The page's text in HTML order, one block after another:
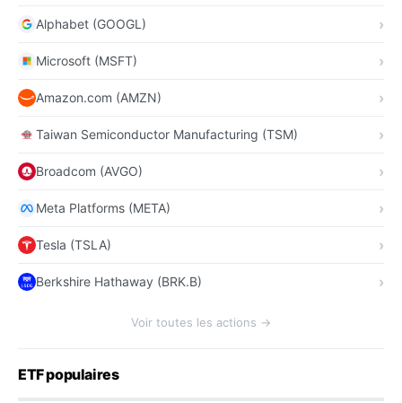
Alphabet (GOOGL)
Microsoft (MSFT)
Amazon.com (AMZN)
Taiwan Semiconductor Manufacturing (TSM)
Broadcom (AVGO)
Meta Platforms (META)
Tesla (TSLA)
Berkshire Hathaway (BRK.B)
Voir toutes les actions →
ETF populaires